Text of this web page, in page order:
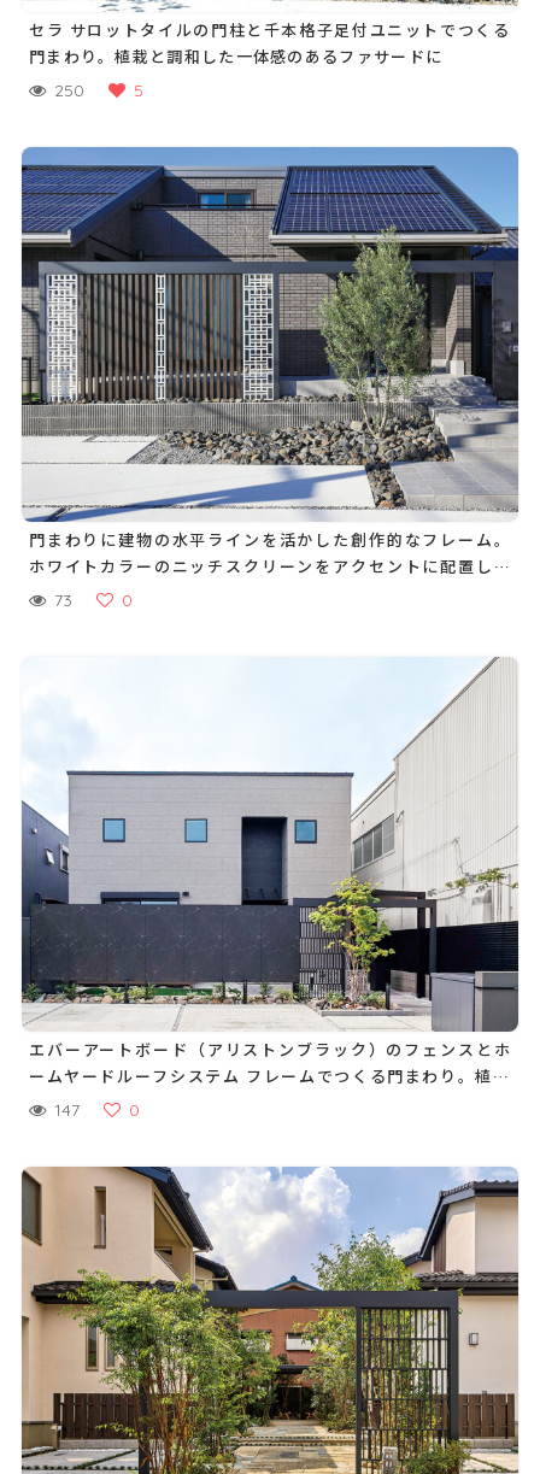
セラ サロットタイルの門柱と千本格子足付ユニットでつくる
門まわり。植栽と調和した一体感のあるファサードに
250 5
門まわりに建物の水平ラインを活かした創作的なフレーム。
ホワイトカラーのニッチスクリーンをアクセントに配置し、
唯一無二のファサードに
73 0
エバーアートボード（アリストンブラック）のフェンスとホ
ームヤードルーフシステム フレームでつくる門まわり。植栽
の成長を宅内からも外からも眺められるようフェンスの足元
147 0